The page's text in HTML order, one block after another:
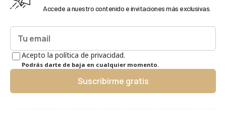
Accede a nuestro contenido e invitaciones más exclusivas.
Acepto la política de privacidad.
Podrás darte de baja en cualquier momento.
Suscribirme gratis